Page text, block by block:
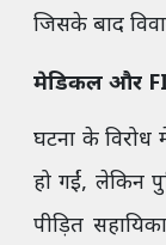
जिसके बाद
मेडिकल और
घटना के विरोध
हो गईं, लेकिन
पीड़ित